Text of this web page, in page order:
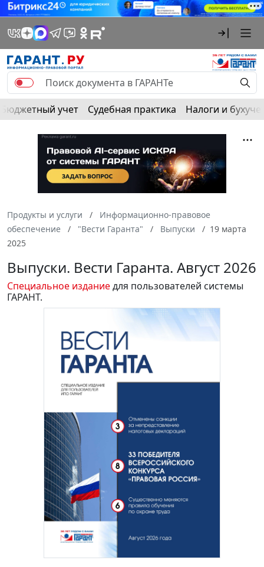
Бюджетный учет Судебная практика Налоги и
Продукты и услуги
Информационно-правовое
обеспечение
"Вести Гаранта" Выпуски
19 марта
2025
Выпуски. Вести Гаранта. Август 2026
Специальное изданиедля пользователей системы
ГАРАНТ.